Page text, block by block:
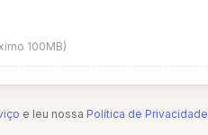
100MB)
e leu nossa Política de Privacidade